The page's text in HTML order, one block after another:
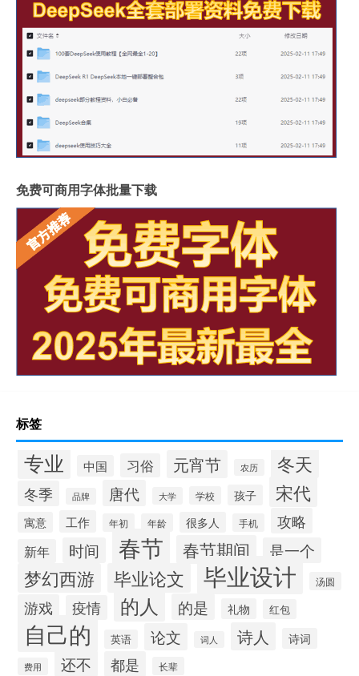
免费可商用字体批量下载
标签
专业 中国 习俗 元宵节 农历 冬天
冬季 品牌 唐代 大学 学校 孩子 宋代
寓意 工作 年初 年龄 很多人 手机 攻略
新年 时间 春节 春节期间 是一个
梦幻西游 毕业论文 毕业设计 汤圆
游戏 疫情 的人 的是 礼物 红包
自己的 英语 论文 词人 诗人 诗词
费用 还不 都是 长辈